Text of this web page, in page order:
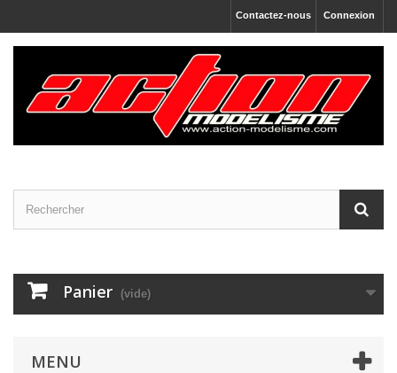
Connexion
Contactez-nous
Panier (vide)
MENU